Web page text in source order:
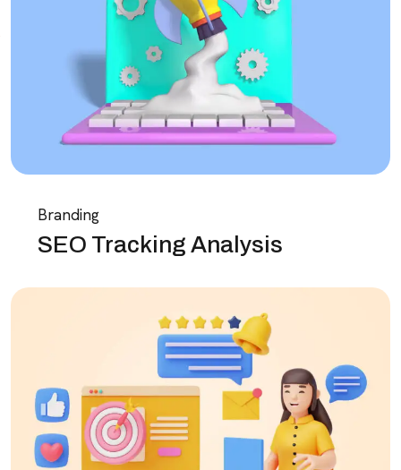
Branding
SEO Tracking Analysis